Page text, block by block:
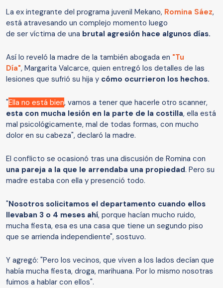
La ex integrante del programa juvenil Mekano, Romina Sáez,
está atravesando un complejo momento luego
de ser víctima de una brutal agresión hace algunos días.
Así lo reveló la madre de la también abogada en "Tu
Día", Margarita Valcarce, quien entregó los detalles de las
lesiones que sufrió su hija y cómo ocurrieron los hechos.
"Ella no está bien, vamos a tener que hacerle otro scanner,
esta con mucha lesión en la parte de la costilla, ella está
mal psicológicamente, mal de todas formas, con mucho
dolor en su cabeza", declaró la madre.
El conflicto se ocasionó tras una discusión de Romina con
una pareja a la que le arrendaba una propiedad. Pero su
madre estaba con ella y presenció todo.
"Nosotros solicitamos el departamento cuando ellos
llevaban 3 o 4 meses ahí, porque hacían mucho ruido,
mucha fiesta, esa es una casa que tiene un segundo piso
que se arrienda independiente", sostuvo.
Y agregó: "Pero los vecinos, que viven a los lados decían que
había mucha fiesta, droga, marihuana. Por lo mismo nosotras
fuimos a hablar con ellos".